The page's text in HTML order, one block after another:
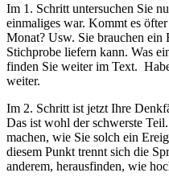
Im 1. Schritt untersuchen Sie
einmaliges war. Kommt es
Monat? Usw. Sie brauchen ein
Stichprobe liefern kann. Was
finden Sie weiter im Text.
weiter.
Im 2. Schritt ist jetzt Ihre
Das ist wohl der schwerste
machen, wie Sie solch ein
diesem Punkt trennt sich die
anderem, herausfinden, wie